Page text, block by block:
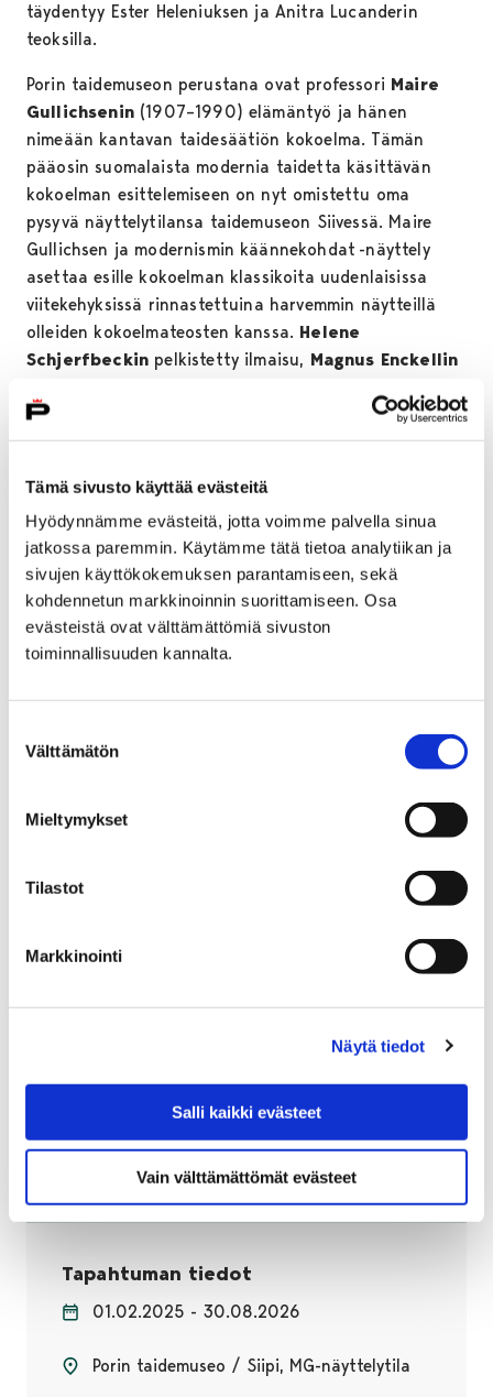
Tämä sivusto käyttää evästeitä
Hyödynnämme evästeitä, jotta voimme palvella sinua
jatkossa paremmin. Käytämme tätä tietoa analytiikan ja
sivujen käyttökokemuksen parantamiseen, sekä
kohdennetun markkinoinnin suorittamiseen. Osa
evästeistä ovat välttämättömiä sivuston
toiminnallisuuden kannalta.
valinta
Välttämätön
Mieltymykset
Tilastot
Markkinointi
Näytä tiedot
Salli kaikki evästeet
Vain välttämättömät evästeet
täydentyy Ester Heleniuksen ja Anitra Lucanderin
teoksilla.
Porin taidemuseon perustana ovat professori Maire
Gullichsenin(1907–1990) elämäntyö ja hänen
nimeään kantavan taidesäätiön kokoelma. Tämän
pääosin suomalaista modernia taidetta käsittävän
kokoelman esittelemiseen on nyt omistettu oma
pysyvä näyttelytilansa taidemuseon Siivessä. Maire
Gullichsen ja modernismin käännekohdat -näyttely
asettaa esille kokoelman klassikoita uudenlaisissa
viitekehyksissä rinnastettuina harvemmin näytteillä
olleiden kokoelmateosten kanssa. Helene
Schjerfbeckin pelkistetty ilmaisu, Magnus Enckellin
Vannin
Nordströminkonstruktivismi ovat kaikki suomalaisen
Näyttelyn teoksiin voi syventyä kuunneltavien
ääniopasteiden avulla. Osa teoksista on
kuvailutulkattu.
taidemuseo.
Teokset kuvassa:
Harry Kivijärvi:
Carlstedt, Birger:
Maire Gullichsenin taidesäätiön kokoelma / The
Collection of Maire Gullichsen Art Foundation
Tapahtuman tiedot
01.02.2025 - 30.08.2026
Porin taidemuseo / Siipi, MG-näyttelytila